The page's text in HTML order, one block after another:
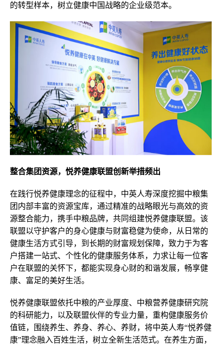
的转型样本，树立健康中国战略的企业级范本。
整合集团资源，悦养健康联盟创新举措频出
在践行悦养健康理念的征程中，中英人寿深度挖掘中粮集
团内部丰富的资源宝库，通过精准的战略眼光与高效的资
源整合能力，携手中粮品牌，共同组建悦养健康联盟。该
联盟以守护客户的身心健康与财富稳健为使命，从日常的
健康生活方式引导，到长期的财富规划保障，致力于为客
户搭建一站式、个性化的健康服务体系，力求让每一位客
户在联盟的关怀下，都能实现身心财的和谐发展，畅享健
康、富足的美好生活。
悦养健康联盟依托中粮的产业厚度、中粮营养健康研究院
的科研能力，以及联盟伙伴的专业力量，重构健康服务价
值链，围绕养生、养身、养心、养财，将中英人寿“悦养健
康”理念融入百姓生活，树立全新生活范式。在养生方面，